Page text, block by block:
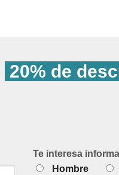
20% de
Te interesa
Hombre